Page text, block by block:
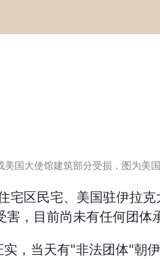
国大使馆建筑部分受损，图为美
区民宅、美国驻伊拉
，目前尚未有任何团体
，当天有"非法团体"